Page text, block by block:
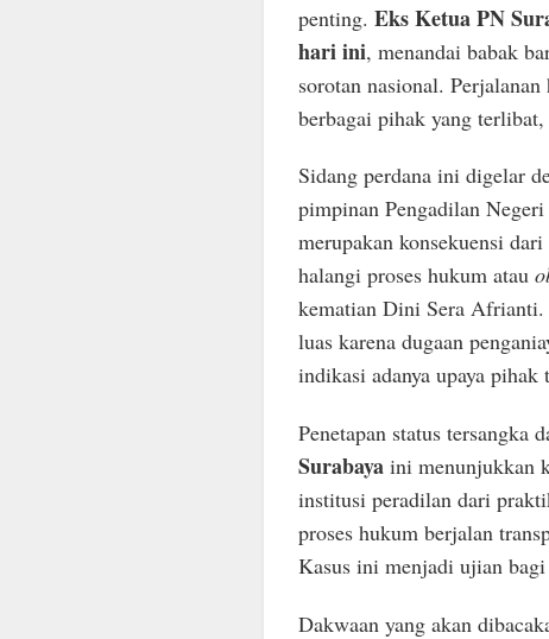
penting. Eks Ketua PN
hari ini, menandai babak
sorotan nasional.
berbagai pihak yang
Sidang perdana ini digelar
pimpinan Pengadilan
merupakan konsekuensi
halangi proses hukum atau
kematian Dini Sera Afrianti.
luas karena dugaan
indikasi adanya upaya
Penetapan status tersangka
Surabayaini menunjukkan
institusi peradilan dari
proses hukum berjalan
Kasus ini menjadi ujian
Dakwaan yang akan